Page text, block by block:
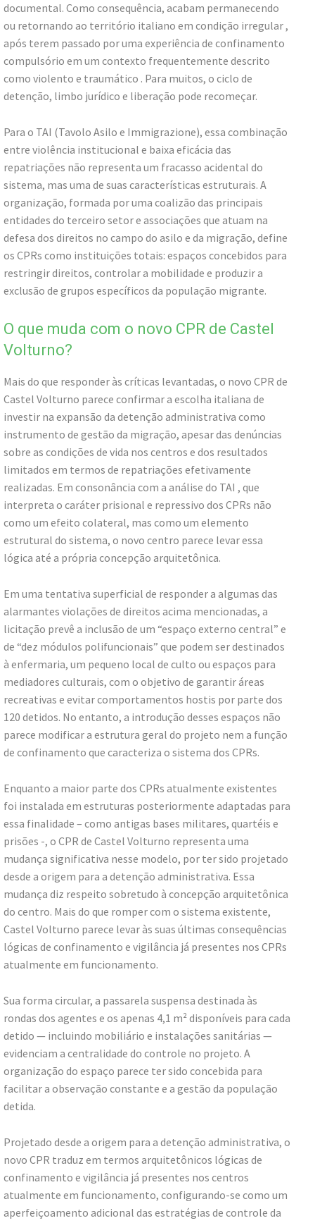
documental. Como consequência, acabam permanecendo
ou retornando ao território italiano em condição irregular ,
após terem passado por uma experiência de confinamento
compulsório em um contexto frequentemente descrito
como violento e traumático . Para muitos, o ciclo de
detenção, limbo jurídico e liberação pode recomeçar.
Para o TAI (Tavolo Asilo e Immigrazione), essa combinação
entre violência institucional e baixa eficácia das
repatriações não representa um fracasso acidental do
sistema, mas uma de suas características estruturais. A
organização, formada por uma coalizão das principais
entidades do terceiro setor e associações que atuam na
defesa dos direitos no campo do asilo e da migração, define
os CPRs como instituições totais: espaços concebidos para
restringir direitos, controlar a mobilidade e produzir a
exclusão de grupos específicos da população migrante.
O que muda com o novo CPR de Castel
Volturno?
Mais do que responder às críticas levantadas, o novo CPR de
Castel Volturno parece confirmar a escolha italiana de
investir na expansão da detenção administrativa como
instrumento de gestão da migração, apesar das denúncias
sobre as condições de vida nos centros e dos resultados
limitados em termos de repatriações efetivamente
realizadas. Em consonância com a análise do TAI , que
interpreta o caráter prisional e repressivo dos CPRs não
como um efeito colateral, mas como um elemento
estrutural do sistema, o novo centro parece levar essa
lógica até a própria concepção arquitetônica.
Em uma tentativa superficial de responder a algumas das
alarmantes violações de direitos acima mencionadas, a
licitação prevê a inclusão de um “espaço externo central” e
de “dez módulos polifuncionais” que podem ser destinados
à enfermaria, um pequeno local de culto ou espaços para
mediadores culturais, com o objetivo de garantir áreas
recreativas e evitar comportamentos hostis por parte dos
120 detidos. No entanto, a introdução desses espaços não
parece modificar a estrutura geral do projeto nem a função
de confinamento que caracteriza o sistema dos CPRs.
Enquanto a maior parte dos CPRs atualmente existentes
foi instalada em estruturas posteriormente adaptadas para
essa finalidade – como antigas bases militares, quartéis e
prisões -, o CPR de Castel Volturno representa uma
mudança significativa nesse modelo, por ter sido projetado
desde a origem para a detenção administrativa. Essa
mudança diz respeito sobretudo à concepção arquitetônica
do centro. Mais do que romper com o sistema existente,
Castel Volturno parece levar às suas últimas consequências
lógicas de confinamento e vigilância já presentes nos CPRs
atualmente em funcionamento.
Sua forma circular, a passarela suspensa destinada às
rondas dos agentes e os apenas 4,1 m² disponíveis para cada
detido — incluindo mobiliário e instalações sanitárias —
evidenciam a centralidade do controle no projeto. A
organização do espaço parece ter sido concebida para
facilitar a observação constante e a gestão da população
detida.
Projetado desde a origem para a detenção administrativa, o
novo CPR traduz em termos arquitetônicos lógicas de
confinamento e vigilância já presentes nos centros
atualmente em funcionamento, configurando-se como um
aperfeiçoamento adicional das estratégias de controle da